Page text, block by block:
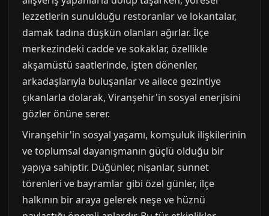
lezzetlerin sunulduğu restoranlar ve lokantalar,
damak tadına düşkün olanları ağırlar. İlçe
merkezindeki cadde ve sokaklar, özellikle
akşamüstü saatlerinde, işten dönenler,
arkadaşlarıyla buluşanlar ve ailece gezintiye
çıkanlarla dolarak, Viranşehir'in sosyal enerjisini
gözler önüne serer.
Viranşehir'in sosyal yaşamı, komşuluk ilişkilerinin
ve toplumsal dayanışmanın güçlü olduğu bir
yapıya sahiptir. Düğünler, nişanlar, sünnet
törenleri ve bayramlar gibi özel günler, ilçe
halkının bir araya gelerek neşe ve hüznü